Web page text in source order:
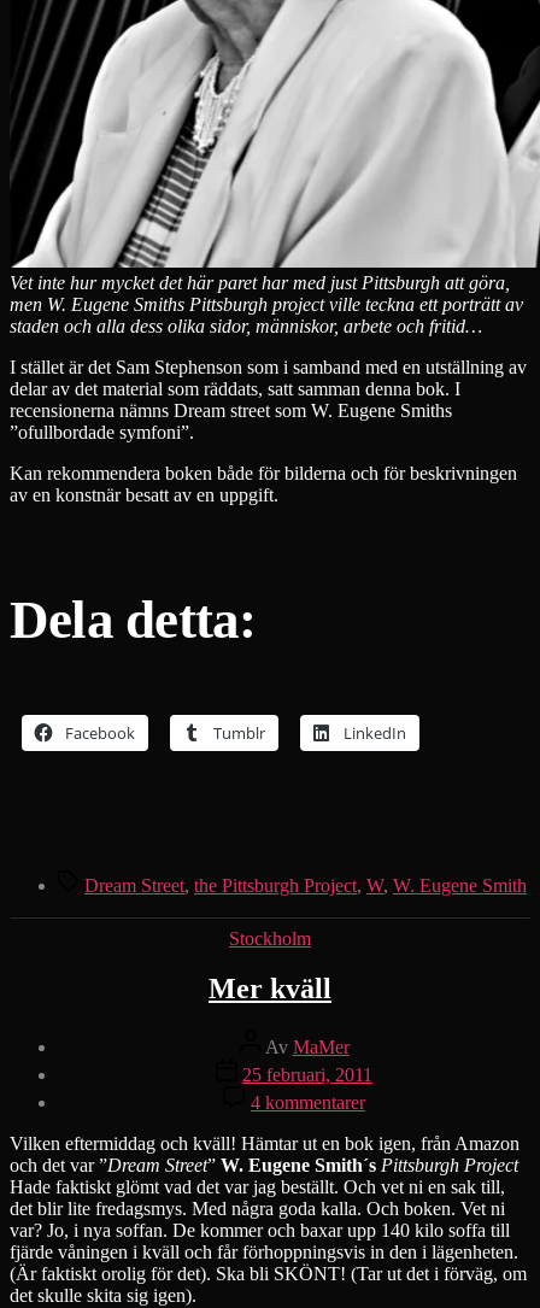
Vet inte hur mycket det här paret har med just Pittsburgh att göra,
men W. Eugene Smiths Pittsburgh project ville teckna ett porträtt av
staden och alla dess olika sidor, människor, arbete och fritid…
I stället är det Sam Stephenson som i samband med en utställning av
delar av det material som räddats, satt samman denna bok. I
recensionerna nämns Dream street som W. Eugene Smiths
”ofullbordade symfoni”.
Kan rekommendera boken både för bilderna och för beskrivningen
av en konstnär besatt av en uppgift.
Dela detta:
Facebook Tumblr LinkedIn
Etiketter
Dream Street, the Pittsburgh Project, W, W. Eugene Smith
Kategorier
Stockholm
Mer kväll
Inläggsförfattare
Av MaMer
Inläggsdatum
25 februari, 2011
4 kommentarertill
Mer
kväll
Vilken eftermiddag och kväll! Hämtar ut en bok igen, från Amazon
och det var ”Dream Street” W. Eugene Smith´s Pittsburgh Project
Hade faktiskt glömt vad det var jag beställt. Och vet ni en sak till,
det blir lite fredagsmys. Med några goda kalla. Och boken. Vet ni
var? Jo, i nya soffan. De kommer och baxar upp 140 kilo soffa till
fjärde våningen i kväll och får förhoppningsvis in den i lägenheten.
(Är faktiskt orolig för det). Ska bli SKÖNT! (Tar ut det i förväg, om
det skulle skita sig igen).